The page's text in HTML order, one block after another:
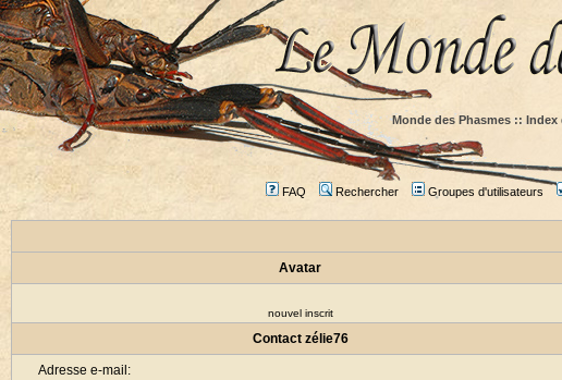
Monde des Phasmes :: Index
FAQ Rechercher Groupes d'utilisateurs
Avatar
nouvel inscrit
Contact zélie76
Adresse e-mail: